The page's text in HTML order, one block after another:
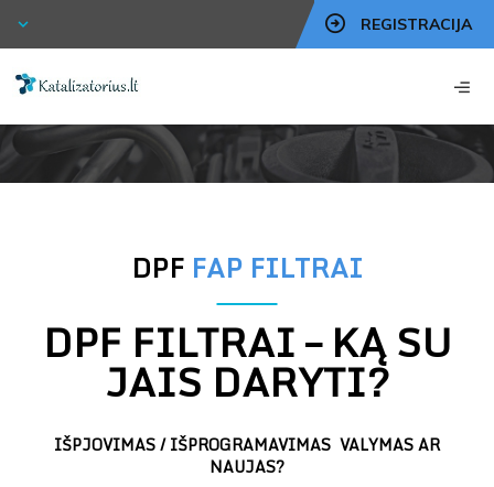
REGISTRACIJA
DPF FAP FILTRAI
DPF FILTRAI – KĄ SU
JAIS DARYTI?
IŠPJOVIMAS / IŠPROGRAMAVIMAS VALYMAS AR
NAUJAS?